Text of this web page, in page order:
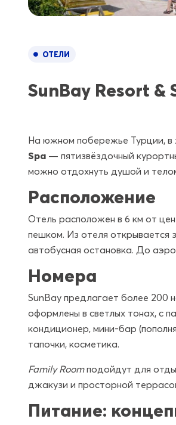
ОТЕЛИ
SunBay Resort
На южном побережье Турции, в
Spa — пятизвёздочный
можно отдохнуть душой и
Расположение
Отель расположен в 6 км от
пешком. Из отеля
автобусная остановка. До
Номера
SunBay предлагает более 200
оформлены в светлых тонах, с
кондиционер, мини-бар
тапочки, косметика.
Family Roomподойдут для
джакузи и просторной
Питание: